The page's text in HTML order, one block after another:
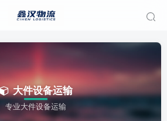
大件设备运输
专业大件设备运输